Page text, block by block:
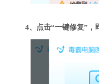
4、点击“一键修复”，